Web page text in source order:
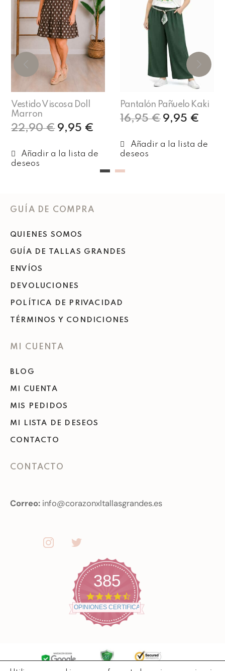
Vestido Viscosa Doll
Marron
22,90€ 9,95 €
Pantalón Pañuelo Kaki
16,95€ 9,95 €
GUÍA DE COMPRA
QUIENES SOMOS
GUÍA DE TALLAS GRANDES
ENVÍOS
DEVOLUCIONES
POLÍTICA DE PRIVACIDAD
TÉRMINOS Y CONDICIONES
MI CUENTA
BLOG
MI CUENTA
MIS PEDIDOS
MI LISTA DE DESEOS
CONTACTO
CONTACTO
Correo: info@corazonxltallasgrandes.es
385
4
.
7
a
OPINIONES CERTIFICADAS